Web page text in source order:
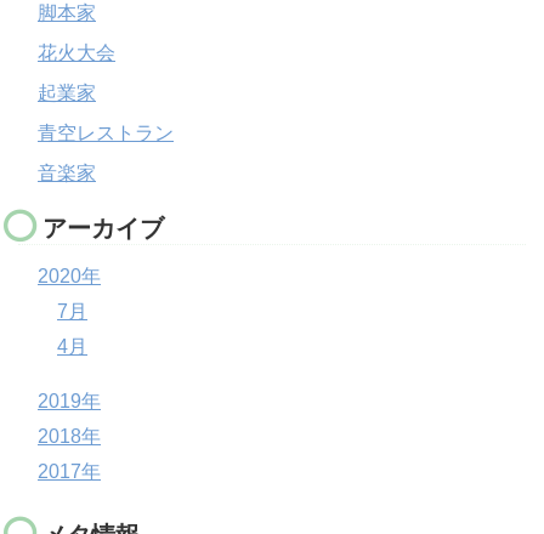
脚本家
花火大会
起業家
青空レストラン
音楽家
アーカイブ
2020年
7月
4月
2019年
2018年
2017年